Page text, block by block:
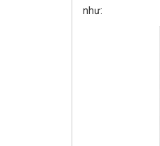
như: